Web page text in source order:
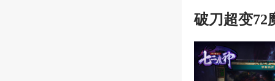
破刀超变72